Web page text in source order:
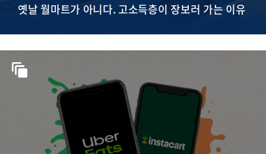
옛날 월마트가 아니다. 고소득층이 장보러 가는 이유